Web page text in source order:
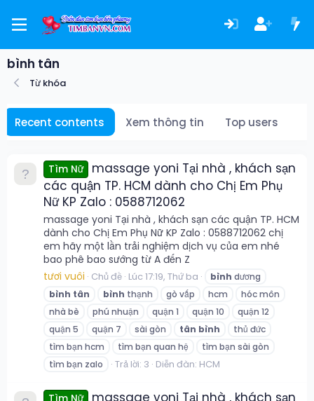
bình tân
Từ khóa
Recent contents Xem thông tin Top users
Tìm Nữ
massage yoni Tại nhà , khách sạn
các quận TP. HCM dành cho Chị Em Phụ
Nữ KP Zalo : 0588712062
massage yoni Tại nhà , khách sạn các quận TP. HCM
dành cho Chị Em Phụ Nữ KP Zalo : 0588712062 chị
em hãy một lần trải nghiệm dịch vụ của em nhé
bao phê bao sướng từ A đến Z
tươi vuôi Chủ đề Lúc 17:19, Thứ ba bình dương
bình tân bình thạnh gò vấp hcm
hóc môn
nhà bè
phú nhuận quận 1 quận 10
quận 12
quận 5
quận 7 sài gòn tân bình
thủ đức
tìm bạn hcm
tìm bạn quan hệ
tìm bạn sài gòn
tìm bạn zalo
Trả lời: 3 Diễn đàn: HCM
massage yoni Tại nhà , khách sạn